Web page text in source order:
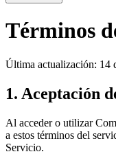
Términos
Última actualización: 14
1. Aceptación
Al acceder o utilizar
a estos términos del
Servicio.